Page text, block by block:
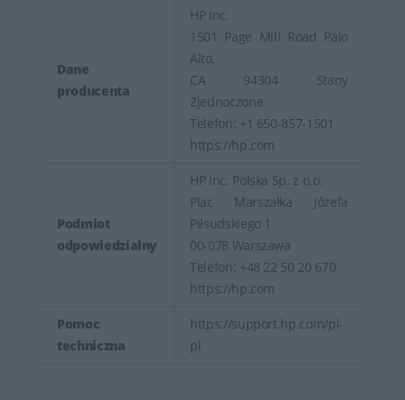
Dane
producenta
HP Inc.
1501 Page Mill Road Palo
Alto,
CA 94304 Stany
Zjednoczone
Telefon: +1 650-857-1501
https://hp.com
Podmiot
odpowiedzialny
HP Inc. Polska Sp. z o.o.
Plac Marszałka Józefa
Piłsudskiego 1
00-078 Warszawa
Telefon: +48 22 50 20 670
https://hp.com
Pomoc
techniczna
https://support.hp.com/pl-
pl